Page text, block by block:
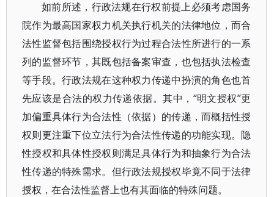
如前所述，行政法规在行权前提上必须考虑国务
院作为最高国家权力机关执行机关的法律地位，而合
法性监督包括围绕授权行为过程合法性所进行的一系
列的监督环节，其既包括备案审查，也包括执法检查
等手段。行政法规在这种权力传递中扮演的角色也首
先应该是合法的权力传递依据。其中，“明文授权”更
加偏重具体行为合法性（依据）的传递，而概括性授
权则更注重下位立法行为合法性传递的功能实现。隐
性授权和具体性授权则满足具体行为和抽象行为合法
性传递的特殊需求。但行政法规授权毕竟不同于法律
授权，在合法性监督上也有其面临的特殊问题。